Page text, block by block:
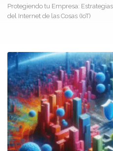
Protegiendo tu Empresa:
del Internet de las Cosas (IoT)